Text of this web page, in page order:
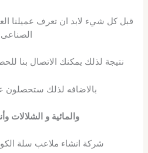
قبل كل شيء لابد ان تعرف عميلنا
الصناعى
نتيجة لذلك يمكنك الاتصال بنا
بالاضافه لذلك ستحصلون
والمائية و الشلالات
شركة انشاء ملاعب سلة